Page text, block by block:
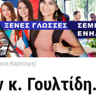
Καμπούρη)
κ.